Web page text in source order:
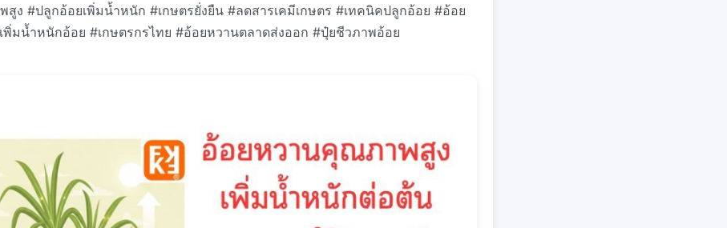
ง #ปลูกอ้อยเพิ่มน้ำหนัก #เกษตรยั่งยืน #ลดสารเคมีเกษตร #เทคนิคปลูกอ้อย #อ้อย
พิ่มน้ำหนักอ้อย #เกษตรกรไทย #อ้อยหวานตลาดส่งออก #ปุ๋ยชีวภาพอ้อย